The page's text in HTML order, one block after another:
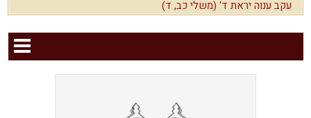
עקב ענוה יראת ד' (משלי כב, ד)